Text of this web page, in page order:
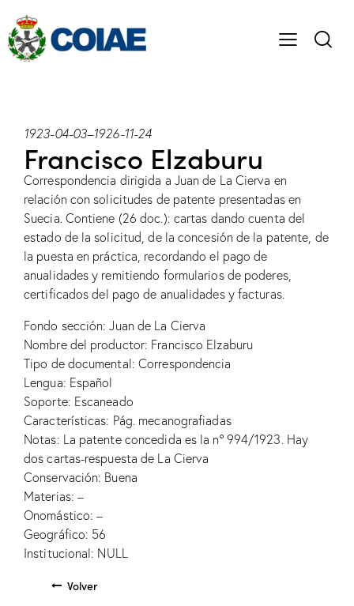
1923-04-03–1926-11-24
Francisco Elzaburu
Correspondencia dirigida a Juan de La Cierva en
relación con solicitudes de patente presentadas en
Suecia. Contiene (26 doc.): cartas dando cuenta del
estado de la solicitud, de la concesión de la patente, de
la puesta en práctica, recordando el pago de
anualidades y remitiendo formularios de poderes,
certificados del pago de anualidades y facturas.
Fondo sección: Juan de La Cierva
Nombre del productor: Francisco Elzaburu
Tipo de documental: Correspondencia
Lengua: Español
Soporte: Escaneado
Características: Pág. mecanografiadas
Notas: La patente concedida es la nº 994/1923. Hay
dos cartas-respuesta de La Cierva
Conservación: Buena
Materias: –
Onomástico: –
Geográfico: 56
Institucional: NULL
Volver